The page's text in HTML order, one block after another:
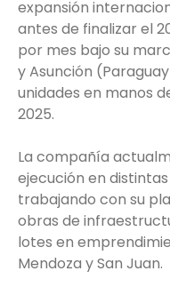
expansión
antes de finalizar el
por mes bajo su
y Asunción
unidades en manos
2025.
La compañía
ejecución en
trabajando con su
obras de
lotes en
Mendoza y San Juan.